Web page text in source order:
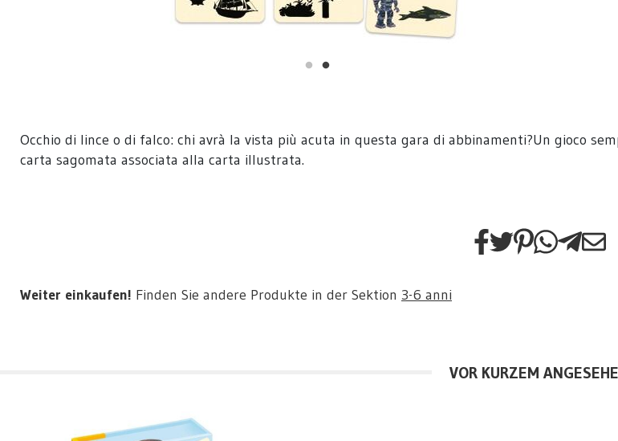
Occhio di lince o di falco: chi avrà la vista più acuta in questa gara di abbinamenti?Un gioco
carta sagomata associata alla carta illustrata.
Weiter einkaufen! Finden Sie andere Produkte in der Sektion 3-6 anni
VOR KURZEM